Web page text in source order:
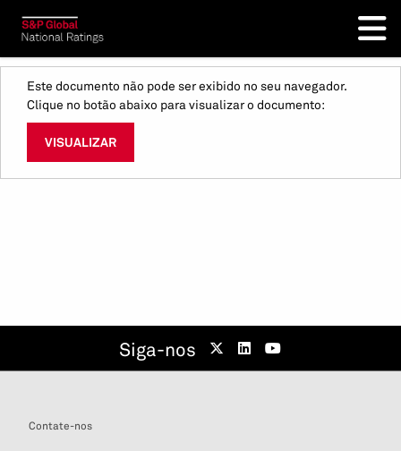
Este documento não pode ser exibido no seu navegador.
Clique no botão abaixo para visualizar o documento:
VISUALIZAR
Siga-nos
Contate-nos